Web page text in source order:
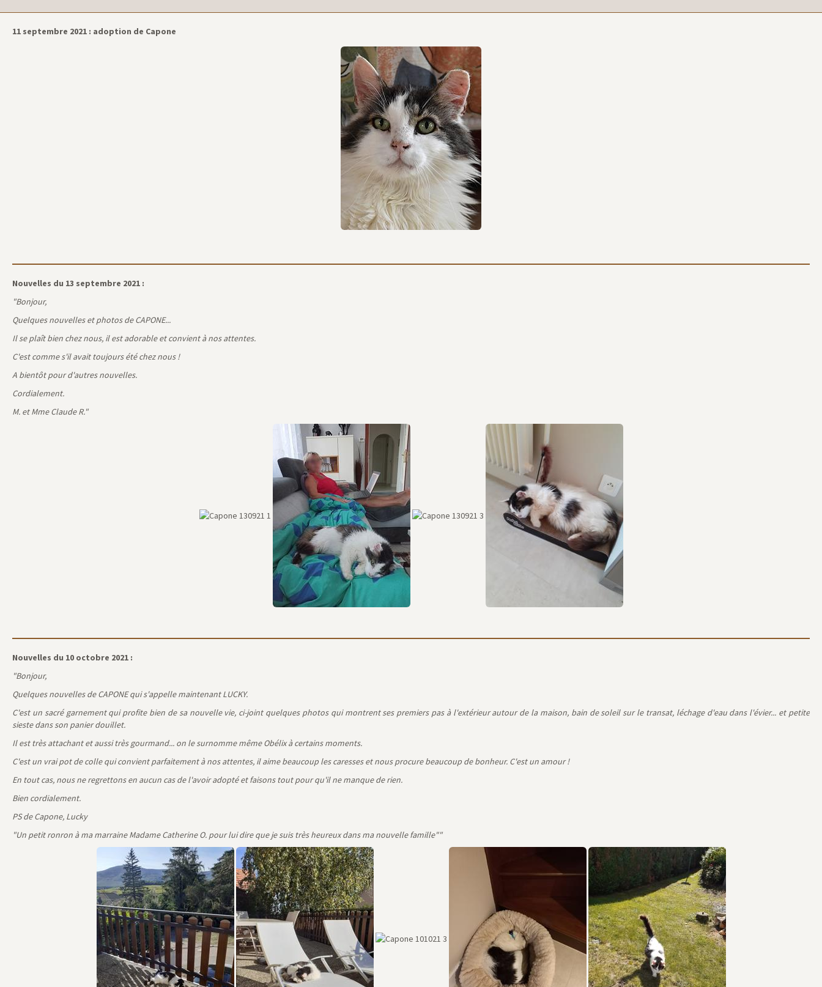
Capone (Lucky)
Nouvelles du 13 septembre 2021 :
"Bonjour,
Quelques nouvelles et photos de CAPONE...
Il se plaît bien chez nous, il est adorable et convient à nos attentes.
C'est comme s'il avait toujours été chez nous !
A bientôt pour d'autres nouvelles.
Cordialement.
Nouvelles du 10 octobre 2021 :
"Bonjour,
Quelques nouvelles de CAPONE qui s'appelle maintenant LUCKY.
C'est un sacré garnement qui profite bien de sa nouvelle vie, ci-joint quelques photos qui montrent ses premiers pas à l'extérieur autour de la maison, bain de soleil sur le transat, léchage d'eau dans l'évier... et petite
sieste dans son panier douillet.
Il est très attachant et aussi très gourmand... on le surnomme même Obélix à certains moments.
C'est un vrai pot de colle qui convient parfaitement à nos attentes, il aime beaucoup les caresses et nous procure beaucoup de bonheur. C'est un amour !
En tout cas, nous ne regrettons en aucun cas de l'avoir adopté et faisons tout pour qu'il ne manque de rien.
Bien cordialement.
PS de Capone, Lucky
"Un petit ronron à ma marraine Madame Catherine O. pour lui dire que je suis très heureux dans ma nouvelle famille""